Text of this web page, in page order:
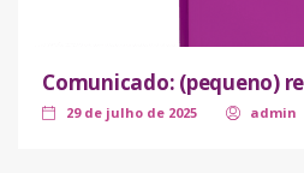
Comunicado: (pequeno)
29 de julho de 2025 admin